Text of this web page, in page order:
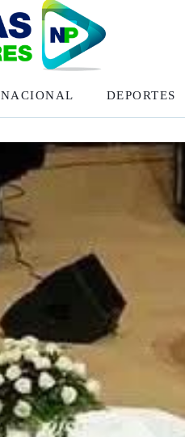
NACIONAL DEPORTES